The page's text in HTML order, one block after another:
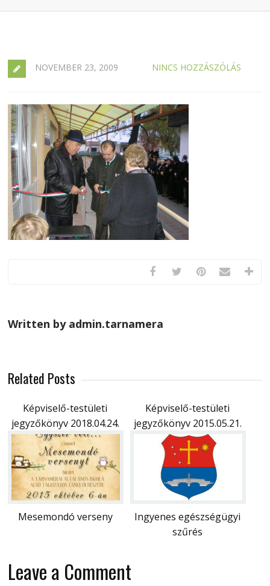
NOVEMBER 23, 2009 NINCS HOZZÁSZÓLÁS
Written by admin.tarnamera
Related Posts
Képviselő-testületi
jegyzőkönyv 2018.04.24.
Képviselő-testületi
jegyzőkönyv 2015.05.21.
Mesemondó verseny
Ingyenes egészségügyi
szűrés
Leave a Comment